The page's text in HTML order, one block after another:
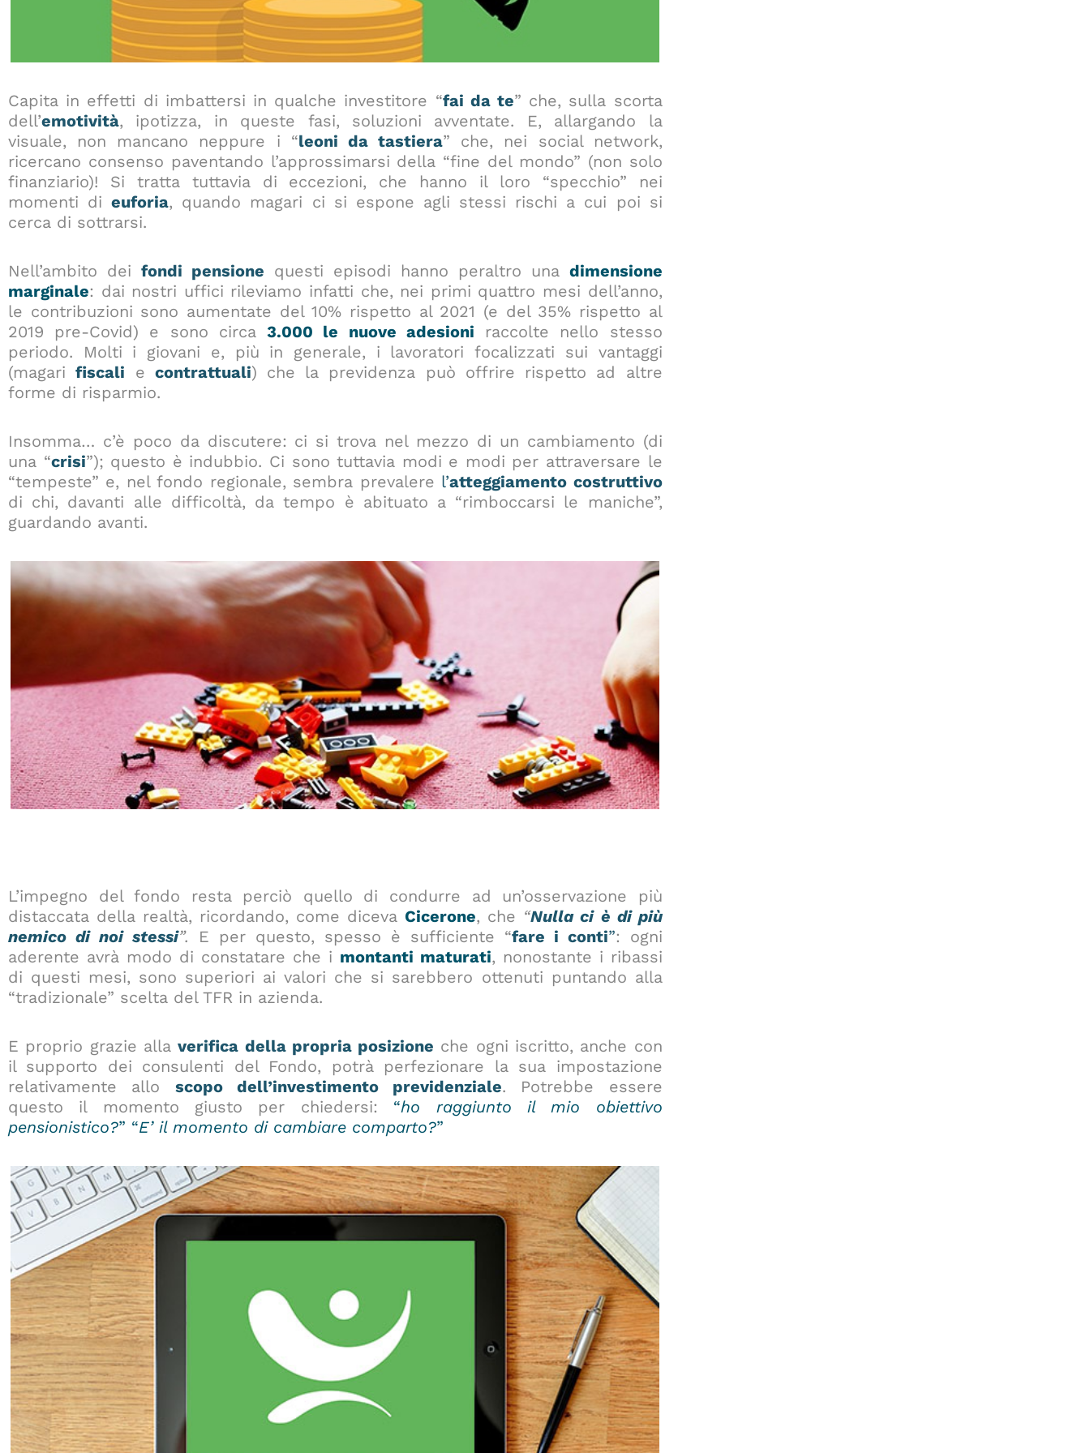
Capita in effetti di imbattersi in qualche investitore “fai da te” che, sulla scorta
dell’emotività, ipotizza, in queste fasi, soluzioni avventate. E, allargando la
visuale, non mancano neppure i “leoni da tastiera” che, nei social network,
ricercano consenso paventando l’approssimarsi della “fine del mondo” (non solo
finanziario)! Si tratta tuttavia di eccezioni, che hanno il loro “specchio” nei
momenti dieuforia, quando magari ci si espone agli stessi rischi a cui poi si
cerca di sottrarsi.
Nell’ambito dei fondi pensione questi episodi hanno peraltro una dimensione
marginale: dai nostri uffici rileviamo infatti che, nei primi quattro mesi dell’anno,
le contribuzioni sono aumentate del 10% rispetto al 2021 (e del 35% rispetto al
2019 pre-Covid) e sono circa3.000 le nuove adesioni raccolte nello stesso
periodo. Molti i giovani e, più in generale, i lavoratori focalizzati sui vantaggi
(magarifiscali e contrattuali) che la previdenza può offrire rispetto ad altre
forme di risparmio.
Insomma… c’è poco da discutere: ci si trova nel mezzo di un cambiamento (di
una “crisi”); questo è indubbio. Ci sono tuttavia modi e modi per attraversare le
“tempeste” e, nel fondo regionale, sembra prevalere l’atteggiamento costruttivo
di chi, davanti alle difficoltà, da tempo è abituato a “rimboccarsi le maniche”,
guardando avanti.
L’impegno del fondo resta perciò quello di condurre ad un’osservazione più
distaccata della realtà, ricordando, come diceva Cicerone, che “Nulla ci è di più
nemico di noi stessi”. E per questo, spesso è sufficiente “fare i conti”: ogni
aderente avrà modo di constatare che i montanti maturati, nonostante i ribassi
di questi mesi, sono superiori ai valori che si sarebbero ottenuti puntando alla
“tradizionale” scelta del TFR in azienda.
E proprio grazie allaverifica della propria posizione che ogni iscritto, anche con
il supporto dei consulenti del Fondo, potrà perfezionare la sua impostazione
relativamente allo scopo dell’investimento previdenziale. Potrebbe essere
questo il momento giusto per chiedersi: “ho raggiunto il mio obiettivo
pensionistico?” “E’ il momento di cambiare comparto?”